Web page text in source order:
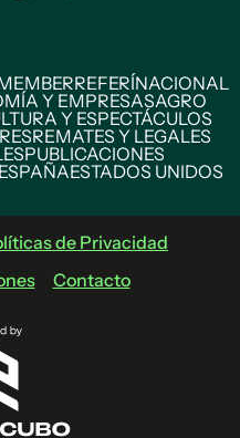
REFERÍNACIONAL
Y EMPRESASAGRO
Y ESPECTÁCULOS
REMATES Y LEGALES
PUBLICACIONES
ESPAÑAESTADOS UNIDOS
de Privacidad
Contacto